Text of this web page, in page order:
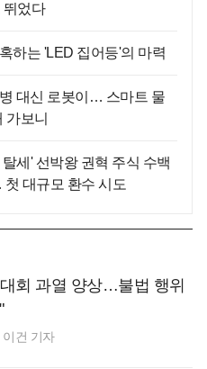
뛰었다
하는 'LED 집어등'의 마력
대신 로봇이… 스마트 물
가보니
세' 선박왕 권혁 주식 수백
대규모 환수 시도
회 과열 양상…불법 행위
이건 기자